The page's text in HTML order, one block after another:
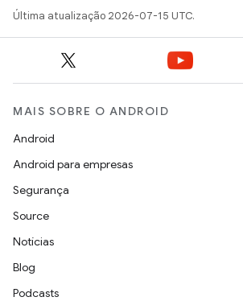
Última atualização 2026-07-15 UTC.
MAIS SOBRE O ANDROID
Android
Android para empresas
Segurança
Source
Notícias
Blog
Podcasts